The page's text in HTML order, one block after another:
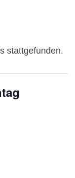
stattgefunden.